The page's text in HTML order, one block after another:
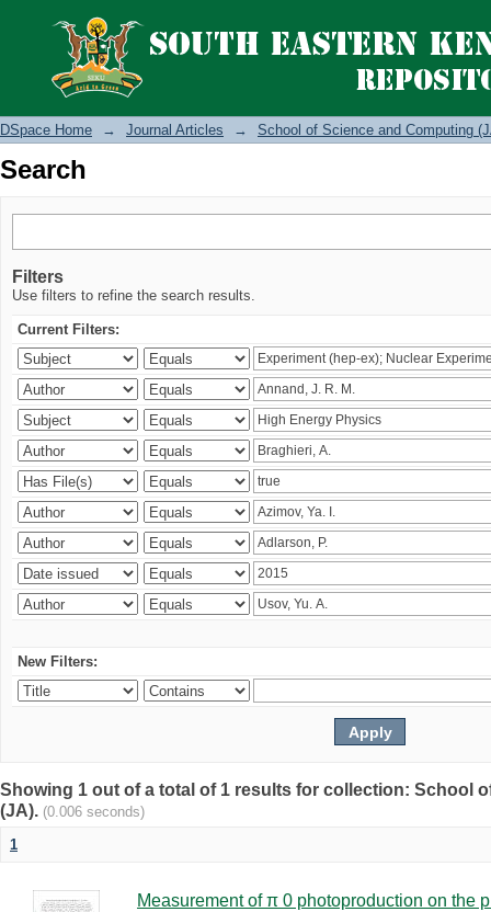
Search
DSpace Home → Journal Articles → School of Science and Computing
Search
Filters
Use filters to refine the search results.
Current Filters:
New Filters:
Showing 1 out of a total of 1 results for collection: School
(JA). (0.006 seconds)
1
Measurement of π 0 photoproduction on the